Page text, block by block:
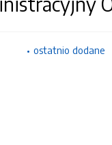
ostatnio dodane